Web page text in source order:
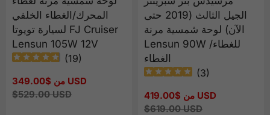
المحرك/الغطاء الخلفي
لسيارة تويوتا FJ Cruiser
Lensun 105W 12V
(19)
سعر
البيع
من $349.00 USD
السعر
$529.00 USD
الجيل الثالث (2019 حتى
الآن) لوحة شمسية مرنة
Lensun 90W للغطاء/
الغطاء
(3)
سعر
البيع
من $419.00 USD
السعر
$619.00 USD